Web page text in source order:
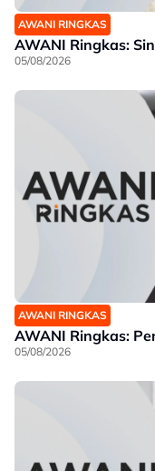
AWANI RINGKAS
AWANI Ringkas:
05/08/2026
AWANI RINGKAS
AWANI Ringkas:
05/08/2026